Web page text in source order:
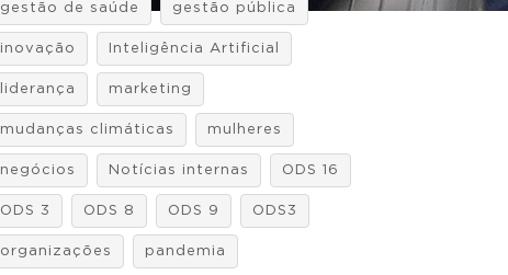
gestão de saúde gestão pública
inovação Inteligência Artificial
liderança marketing
mudanças climáticas mulheres
negócios Notícias internas ODS 16
ODS 3 ODS 8 ODS 9 ODS3
organizações pandemia